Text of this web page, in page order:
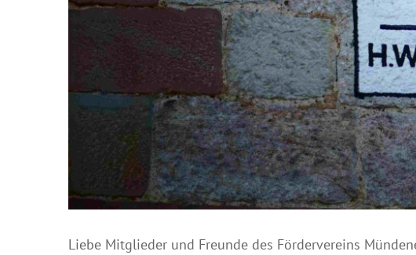
Liebe Mitglieder und Freunde des Fördervereins